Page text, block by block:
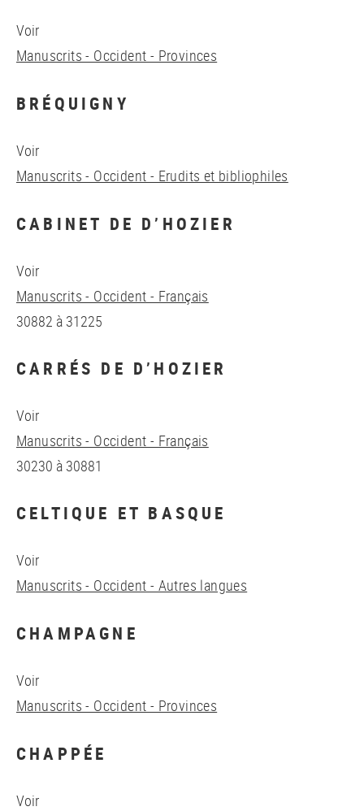
Voir
Manuscrits - Occident - Provinces
BRÉQUIGNY
Voir
Manuscrits - Occident - Erudits et bibliophiles
CABINET DE D’HOZIER
Voir
Manuscrits - Occident - Français
30882 à 31225
CARRÉS DE D’HOZIER
Voir
Manuscrits - Occident - Français
30230 à 30881
CELTIQUE ET BASQUE
Voir
Manuscrits - Occident - Autres langues
CHAMPAGNE
Voir
Manuscrits - Occident - Provinces
CHAPPÉE
Voir